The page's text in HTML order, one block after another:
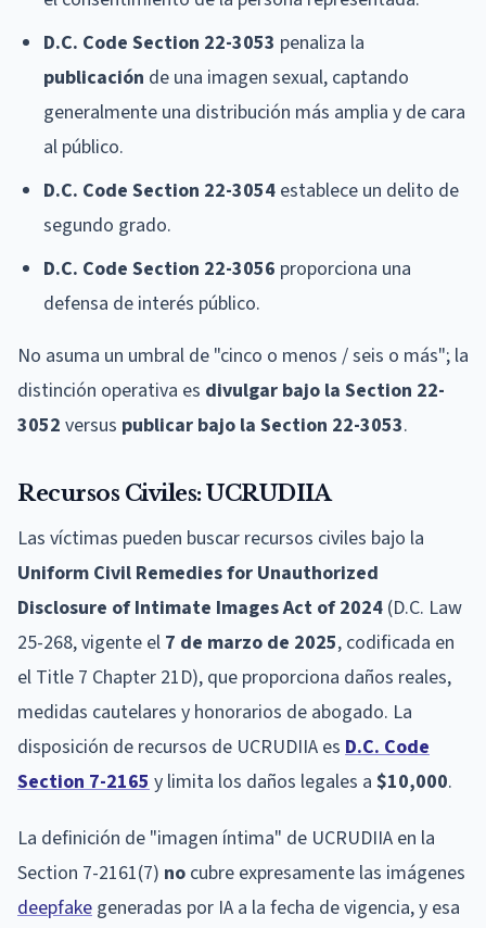
D.C. Code Section 22-3053 penaliza la
publicación de una imagen sexual, captando
generalmente una distribución más amplia y de cara
al público.
D.C. Code Section 22-3054 establece un delito de
segundo grado.
D.C. Code Section 22-3056 proporciona una
defensa de interés público.
No asuma un umbral de "cinco o menos / seis o más"; la
distinción operativa es divulgar bajo la Section 22-
3052 versus publicar bajo la Section 22-3053.
Recursos Civiles: UCRUDIIA
Las víctimas pueden buscar recursos civiles bajo la
Uniform Civil Remedies for Unauthorized
Disclosure of Intimate Images Act of 2024 (D.C. Law
25-268, vigente el 7 de marzo de 2025, codificada en
el Title 7 Chapter 21D), que proporciona daños reales,
medidas cautelares y honorarios de abogado. La
disposición de recursos de UCRUDIIA es D.C. Code
Section 7-2165y limita los daños legales a $10,000.
La definición de "imagen íntima" de UCRUDIIA en la
Section 7-2161(7) no cubre expresamente las imágenes
deepfake generadas por IA a la fecha de vigencia, y esa